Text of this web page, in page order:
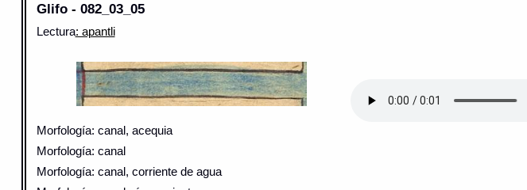
Glifo - 082_03_05
Lectura: apantli
Morfología: canal, acequia
Morfología: canal
Morfología: canal, corriente de agua